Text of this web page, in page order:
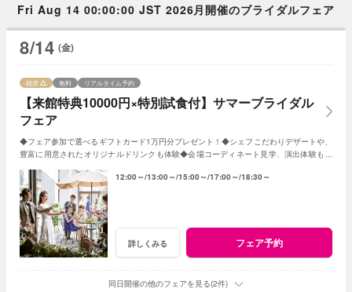
Fri Aug 14 00:00:00 JST 2026月開催のブライダルフェア
8/14 (金)
【来館特典10000円×特別試食付】サマーブライダル
フェア
残席 無料 リアルタイム予約
◆フェア参加で選べるギフトカード1万円分プレゼント！◆シェフこだわりデザートや、
豊富に用意されたオリジナルドリンクも体験◆会場コーディネート見学、演出体験もあ
12:00～ 13:00～ 15:00～ 17:00～ 18:30～
詳しくみる フェア予約
同日開催の他のフェアを見る(2件)